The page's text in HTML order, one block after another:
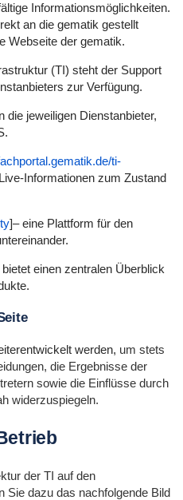
Informationsmöglichkeiten.
an die gematik gestellt
Webseite der gematik.
(TI) steht der Support
zur Verfügung.
die jeweiligen Dienstanbieter,
ti-
Informationen zum Zustand
]– eine Plattform für den
einen zentralen Überblick
werden, um stets
die Ergebnisse der
sowie die Einflüsse durch
widerzuspiegeln.
der TI auf den
Sie dazu das nachfolgende Bild